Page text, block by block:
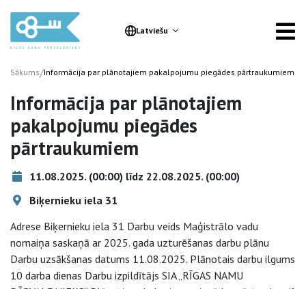
Latviešu
Sākums/Informācija par plānotajiem pakalpojumu piegādes pārtraukumiem
Informācija par plānotajiem
pakalpojumu piegādes
pārtraukumiem
11.08.2025. (00:00) līdz 22.08.2025. (00:00)
Biķernieku iela 31
Adrese Biķernieku iela 31 Darbu veids Maģistrālo vadu
nomaiņa saskaņā ar 2025. gada uzturēšanas darbu plānu
Darbu uzsākšanas datums 11.08.2025. Plānotais darbu ilgums
10 darba dienas Darbu izpildītājs SIA „RĪGAS NAMU